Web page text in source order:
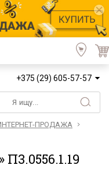
+375 (29) 605-57-57
ПРОДАЖА